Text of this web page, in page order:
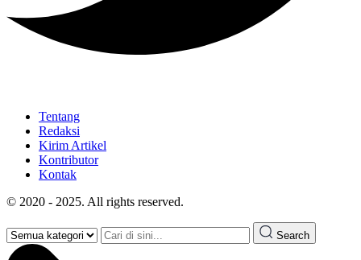
Tentang
Redaksi
Kirim Artikel
Kontributor
Kontak
© 2020 - 2025. All rights reserved.
Search